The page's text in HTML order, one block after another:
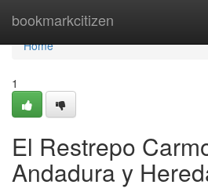
bookmarkcitizen
Home
Home
1
El Restrepo
Andadura y